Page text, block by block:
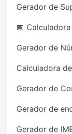
Gerador de
📅
Gerador de
Calculadora
Gerador de
Gerador de
Gerador de